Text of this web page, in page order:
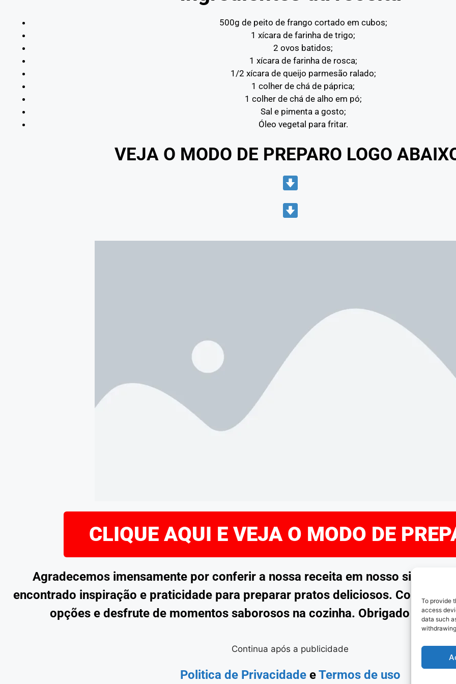
To provide
access
data such
500g de peito de frango cortado em cubos;
1 xícara de farinha de trigo;
2 ovos batidos;
1 xícara de farinha de rosca;
1/2 xícara de queijo parmesão ralado;
1 colher de chá de páprica;
1 colher de chá de alho em pó;
Sal e pimenta a gosto;
Óleo vegetal para fritar.
VEJA O MODO DE PREPARO LOGO
CLIQUE AQUI E VEJA O MODO DE
Agradecemos imensamente por conferir a nossa receita em nosso site.
encontrado inspiração e praticidade para preparar pratos deliciosos. Continue
opções e desfrute de momentos saborosos na cozinha. Obrigado por
Continua após a publicidade
Politica de PrivacidadeeTermos de uso